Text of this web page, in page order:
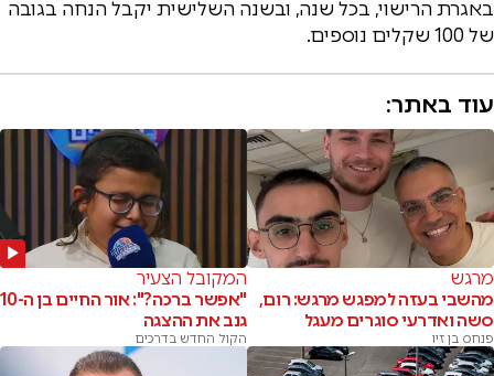
באגרת הרישוי, בכל שנה, ובשנה השלישית יקבל הנחה בגובה
של 100 שקלים נוספים.
עוד באתר:
מרגש
מהשבי בעזה למפגש מרגש: רום,
סשה ואדרעי סוגרים מעגל
פנחס בן זיו
המקובל הצעיר
"אפשר ברכה?": אור החיים בן ה-10
גנב את ההצגה
הקול החדש בדרכים